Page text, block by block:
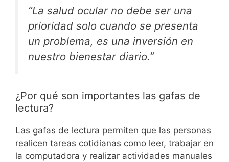
“La salud ocular no debe ser una
prioridad solo cuando se presenta
un problema, es una inversión en
nuestro bienestar diario.”
¿Por qué son importantes las gafas de
lectura?
Las gafas de lectura permiten que las personas
realicen tareas cotidianas como leer, trabajar en
la computadora y realizar actividades manuales